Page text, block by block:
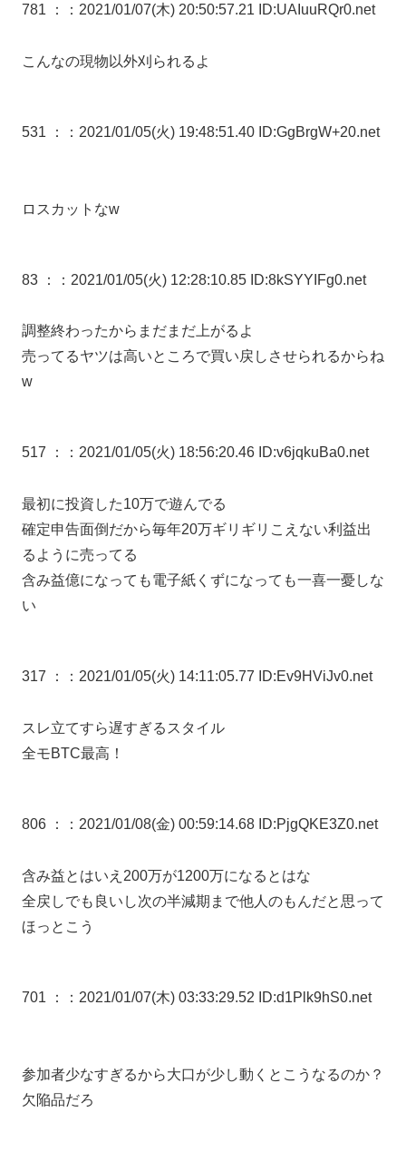
781 ： ：2021/01/07(木) 20:50:57.21 ID:UAIuuRQr0.net
こんなの現物以外刈られるよ
531 ： ：2021/01/05(火) 19:48:51.40 ID:GgBrgW+20.net
ロスカットなw
83 ： ：2021/01/05(火) 12:28:10.85 ID:8kSYYIFg0.net
調整終わったからまだまだ上がるよ
売ってるヤツは高いところで買い戻しさせられるからね
w
517 ： ：2021/01/05(火) 18:56:20.46 ID:v6jqkuBa0.net
最初に投資した10万で遊んでる
確定申告面倒だから毎年20万ギリギリこえない利益出
るように売ってる
含み益億になっても電子紙くずになっても一喜一憂しな
い
317 ： ：2021/01/05(火) 14:11:05.77 ID:Ev9HViJv0.net
スレ立てすら遅すぎるスタイル
全モBTC最高！
806 ： ：2021/01/08(金) 00:59:14.68 ID:PjgQKE3Z0.net
含み益とはいえ200万が1200万になるとはな
全戻しでも良いし次の半減期まで他人のもんだと思って
ほっとこう
701 ： ：2021/01/07(木) 03:33:29.52 ID:d1Plk9hS0.net
参加者少なすぎるから大口が少し動くとこうなるのか？
欠陥品だろ